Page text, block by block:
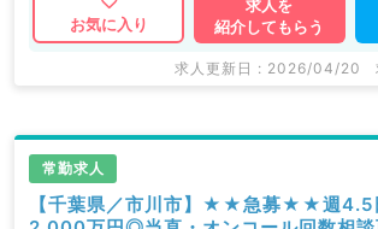
お気に入り
求人を
紹介してもらう
求人更新日 : 2026/04/20
常勤求人
【千葉県／市川市】★★急募★★週4.5